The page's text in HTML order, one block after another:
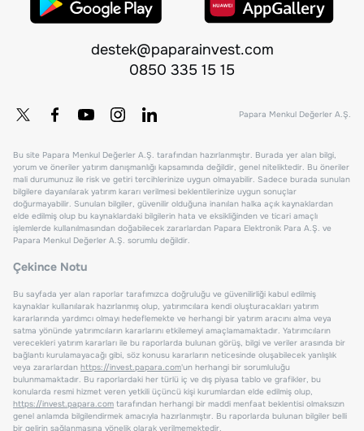
destek@paparainvest.com
0850 335 15 15
Papara Menkul Değerler A.Ş.
Bu site Papara Menkul Değerler A.Ş. tarafından hazırlanmıştır. Burada yer alan bilgi,
yorum ve öneriler yatırım danışmanlığı kapsamında değildir, genel niteliktedir. Bu öneriler
mali durumunuz ile risk ve getiri tercihlerinize uygun olmayabilir. Sadece burada sunulan
bilgilere dayanılarak yatırım kararı verilmesi beklentilerinize uygun sonuçlar
doğurmayabilir. Sunulan bilgiler, güvenilir olduğuna inanılan halka açık kaynaklardan
elde edilmiş olup bu kaynaklardaki bilgilerin hata ve eksikliğinden ve ticari amaçlı
işlemlerde kullanılmasından doğabilecek zararlardan Papara Elektronik Para A.Ş. ve
Papara Menkul Değerler A.Ş. sorumlu değildir.
Çekince Notu
Bu sayfada yer alan raporlar tarafımızca doğruluğu ve güvenilirliği kabul edilmiş
kaynaklar kullanılarak hazırlanmış olup, yatırımcılara kendi oluşturacakları yatırım
kararlarında yardımcı olmayı hedeflemekte ve herhangi bir yatırım aracını alma veya
satma yönünde yatırımcıların kararlarını etkilemeyi amaçlamamaktadır. Yatırımcıların
verecekleri yatırım kararları ile bu raporlarda bulunan görüş, bilgi ve veriler arasında bir
bağlantı kurulamayacağı gibi, söz konusu kararların neticesinde oluşabilecek yanlışlık
veya zararlardan https://invest.papara.com'un herhangi bir sorumluluğu
bulunmamaktadır. Bu raporlardaki her türlü iç ve dış piyasa tablo ve grafikler, bu
konularda resmi hizmet veren yetkili üçüncü kişi kurumlardan elde edilmiş olup,
https://invest.papara.com tarafından herhangi bir maddi menfaat beklentisi olmaksızın
genel anlamda bilgilendirmek amacıyla hazırlanmıştır. Bu raporlarda bulunan bilgiler belli
bir gelirin sağlanmasına yönelik olarak verilmemektedir.